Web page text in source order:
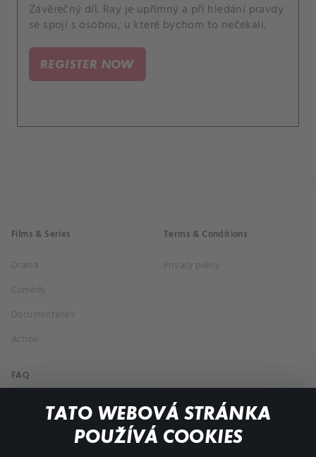
TATO WEBOVÁ STRÁNKA
POUŽÍVÁ COOKIES
Závěrečný díl. Ray je upřímný a při hledání pravdy
se spojí s osobou, u které bychom to nečekali.
REGISTER NOW
Films & Series
Drama
Comedy
Documentaries
Action
Terms & Conditions
Privacy policy
FAQ
My profile